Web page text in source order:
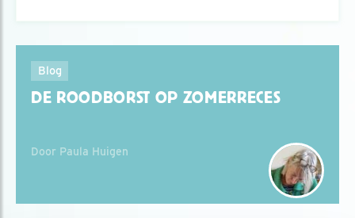
Blog
DE ROODBORST OP ZOMERRECES
Door Paula Huigen